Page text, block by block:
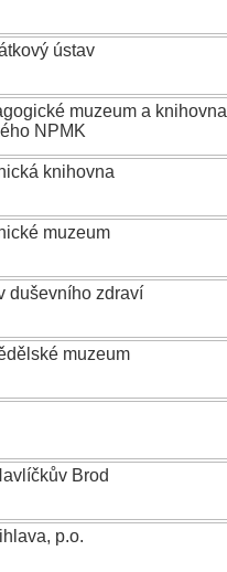
ústav
muzeum a knihovna
NPMK
knihovna
muzeum
duševního zdraví
muzeum
Brod
p.o.